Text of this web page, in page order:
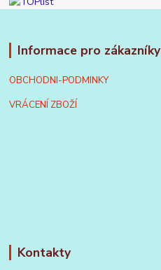
Informace pro zákazníky
OBCHODNI-PODMINKY
VRÁCENÍ ZBOŽÍ
Kontakty